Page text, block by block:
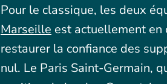
Pour le classique, les deux
Marseille est actuellement en
restaurer la confiance des
nul. Le Paris Saint-Germain,